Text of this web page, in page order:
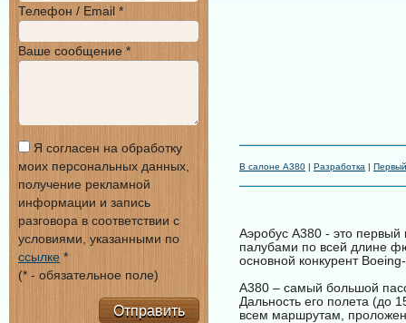
В салоне A380 | Разработка |
Аэробус А380 - это
палубами по всей длине
основной конкурент
A380 – самый большой
Дальность его полета (до
всем маршрутам,
Телефон / Email *
Ваше сообщение *
Я согласен на обработку
моих персональных данных,
получение рекламной
информации и запись
разговора в соответствии с
условиями, указанными по
ссылке *
(* - обязательное поле)
Отправить